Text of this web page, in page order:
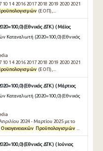
10 1 4 2016 2017 2018 2019 2020 2021
(ΕΟΠ),...
ΔΤΚ ) ( Μάϊος
Καταναλωτή (2020=100,0)(Εθνικός
10 1 4 2016 2017 2018 2019 2020 2021
(ΕΟΠ),...
ΔΤΚ ) ( Μάρτιος
Καταναλωτή (2020=100,0)(Εθνικός
2024 - Μαρτίου 2025 με το
Οικογενειακών Προϋπολογισμών
ΔΤΚ ) ( Ιούνιος